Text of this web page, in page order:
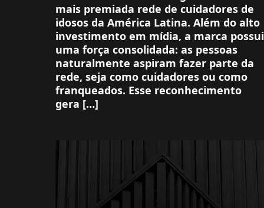
mais premiada rede de cuidadores de
idosos da América Latina. Além do alto
investimento em mídia, a marca possui
uma força consolidada: as pessoas
naturalmente aspiram fazer parte da
rede, seja como cuidadores ou como
franqueados. Esse reconhecimento
gera […]